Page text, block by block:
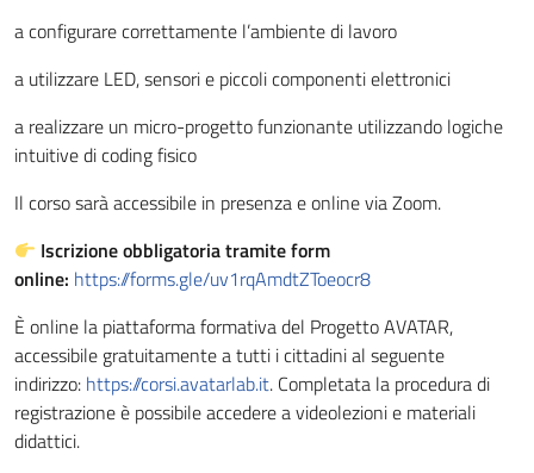
a configurare correttamente l’ambiente di lavoro
a utilizzare LED, sensori e piccoli componenti elettronici
a realizzare un micro-progetto funzionante utilizzando logiche
intuitive di coding fisico
Il corso sarà accessibile in presenza e online via Zoom.
Iscrizione obbligatoria tramite form
online: https://forms.gle/uv1rqAmdtZToeocr8
È online la piattaforma formativa del Progetto AVATAR,
accessibile gratuitamente a tutti i cittadini al seguente
indirizzo: https://corsi.avatarlab.it. Completata la procedura di
registrazione è possibile accedere a videolezioni e materiali
didattici.